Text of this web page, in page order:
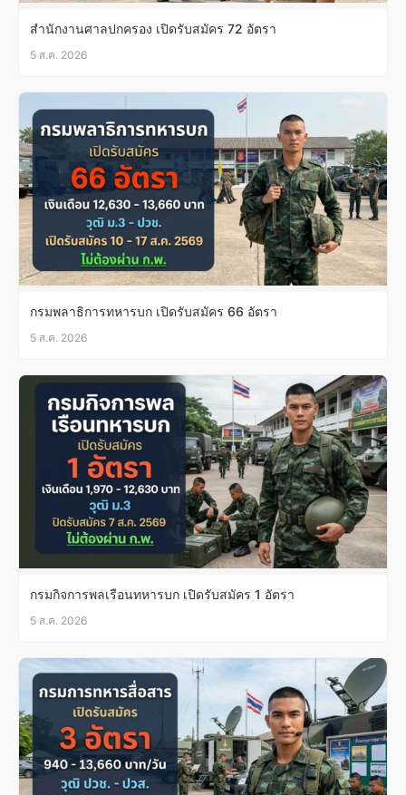
สำนักงานศาลปกครอง เปิดรับสมัคร 72 อัตรา
5 ส.ค. 2026
กรมพลาธิการทหารบก เปิดรับสมัคร 66 อัตรา
5 ส.ค. 2026
กรมกิจการพลเรือนทหารบก เปิดรับสมัคร 1 อัตรา
5 ส.ค. 2026